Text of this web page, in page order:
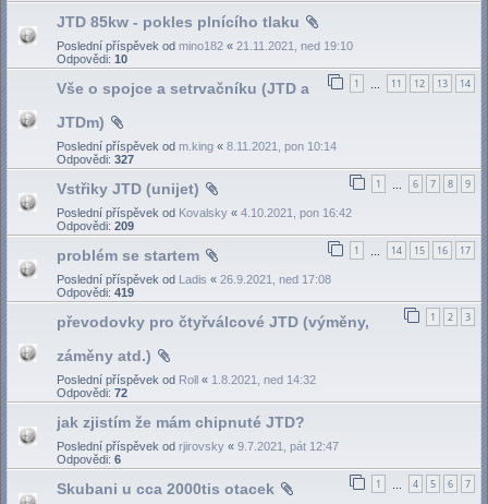
JTD 85kw - pokles plnícího tlaku
Poslední příspěvek od mino182 « 21.11.2021, ned 19:10
Odpovědi: 10
1 11 12 13 14
Vše o spojce a setrvačníku (JTD a
JTDm)
Poslední příspěvek od m.king « 8.11.2021, pon 10:14
Odpovědi: 327
1 6 7 8 9
Vstřiky JTD (unijet)
Poslední příspěvek od Kovalsky « 4.10.2021, pon 16:42
Odpovědi: 209
1 14 15 16 17
problém se startem
Poslední příspěvek od Ladis « 26.9.2021, ned 17:08
Odpovědi: 419
1 2 3
převodovky pro čtyřválcové JTD (výměny,
záměny atd.)
Poslední příspěvek od Roll « 1.8.2021, ned 14:32
Odpovědi: 72
jak zjistím že mám chipnuté JTD?
Poslední příspěvek od rjirovsky « 9.7.2021, pát 12:47
Odpovědi: 6
1 4 5 6 7
Skubani u cca 2000tis otacek